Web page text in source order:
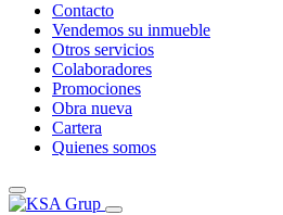
Contacto
Vendemos su inmueble
Otros servicios
Colaboradores
Promociones
Obra nueva
Cartera
Quienes somos
Toggle